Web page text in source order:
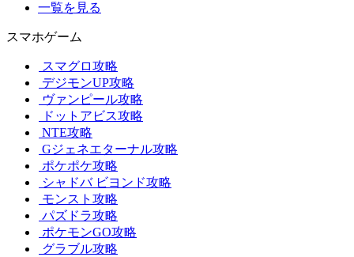
一覧を見る
スマホゲーム
スマグロ攻略
デジモンUP攻略
ヴァンピール攻略
ドットアビス攻略
NTE攻略
Gジェネエターナル攻略
ポケポケ攻略
シャドバ ビヨンド攻略
モンスト攻略
パズドラ攻略
ポケモンGO攻略
グラブル攻略